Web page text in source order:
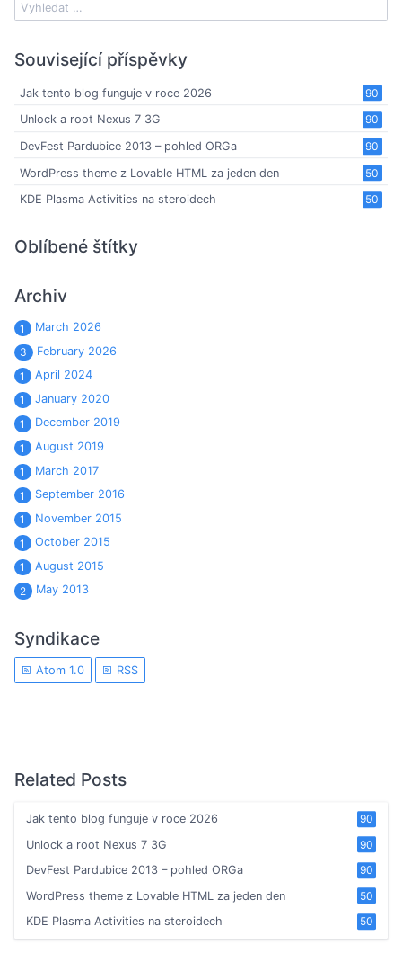
Související příspěvky
90
Jak tento blog funguje v roce 2026
90
Unlock a root Nexus 7 3G
90
DevFest Pardubice 2013 – pohled ORGa
50
WordPress theme z Lovable HTML za jeden den
50
KDE Plasma Activities na steroidech
Oblíbené štítky
Archiv
1
March 2026
3
February 2026
1
April 2024
1
January 2020
1
December 2019
1
August 2019
1
March 2017
1
September 2016
1
November 2015
1
October 2015
1
August 2015
2
May 2013
Syndikace
Atom 1.0 RSS
Related Posts
90
Jak tento blog funguje v roce 2026
90
Unlock a root Nexus 7 3G
90
DevFest Pardubice 2013 – pohled ORGa
50
WordPress theme z Lovable HTML za jeden den
50
KDE Plasma Activities na steroidech